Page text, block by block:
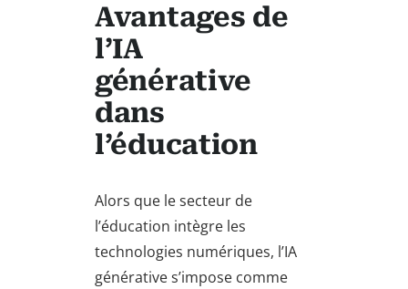
Avantages de
l’IA
générative
dans
l’éducation
Alors que le secteur de
l’éducation intègre les
technologies numériques, l’IA
générative s’impose comme